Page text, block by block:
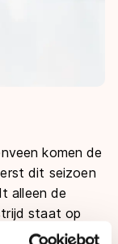
komen de
dit seizoen
alleen de
staat op
voor